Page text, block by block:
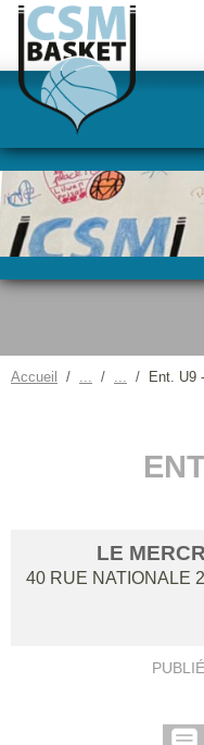
Accueil Ent. U9
LE
40 RUE NATIONALE
Panneau de gestion des